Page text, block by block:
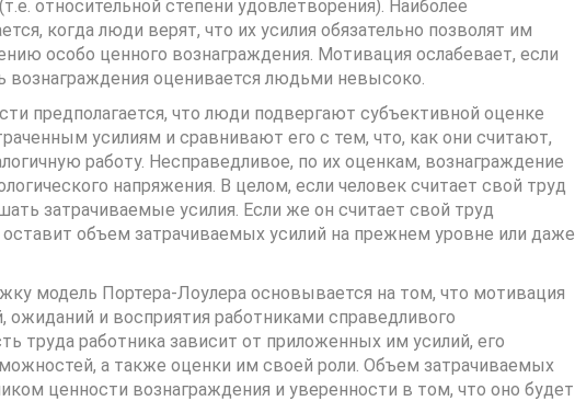
относительной степени удовлетворения). Наиболее
когда люди верят, что их усилия обязательно позволят им
особо ценного вознаграждения. Мотивация ослабевает, если
вознаграждения оценивается людьми невысоко.
предполагается, что люди подвергают субъективной оценке
усилиям и сравнивают его с тем, что, как они считают,
работу. Несправедливое, по их оценкам, вознаграждение
напряжения. В целом, если человек считает свой труд
затрачиваемые усилия. Если же он считает свой труд
объем затрачиваемых усилий на прежнем уровне или даже
модель Портера-Лоулера основывается на том, что мотивация
ожиданий и восприятия работниками справедливого
труда работника зависит от приложенных им усилий, его
а также оценки им своей роли. Объем затрачиваемых
ценности вознаграждения и уверенности в том, что оно будет